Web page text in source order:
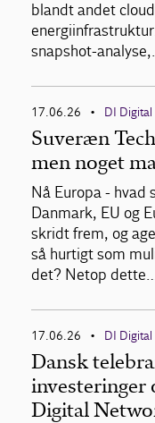
blandt andet
snapshot-
17.06.26 • DI Digital
Suveræn
men noget
Nå Europa - hvad
Danmark, EU og
skridt frem, og
så hurtigt som
det? Netop
17.06.26 • DI Digital
Dansk
investeringer
Digital